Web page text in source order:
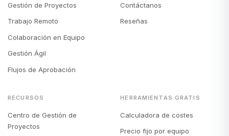
Gestión de Proyectos
Trabajo Remoto
Colaboración en Equipo
Gestión Ágil
Flujos de Aprobación
Contáctanos
Reseñas
RECURSOS
Centro de Gestión de
Proyectos
HERRAMIENTAS GRATIS
Calculadora de costes
Precio fijo por equipo